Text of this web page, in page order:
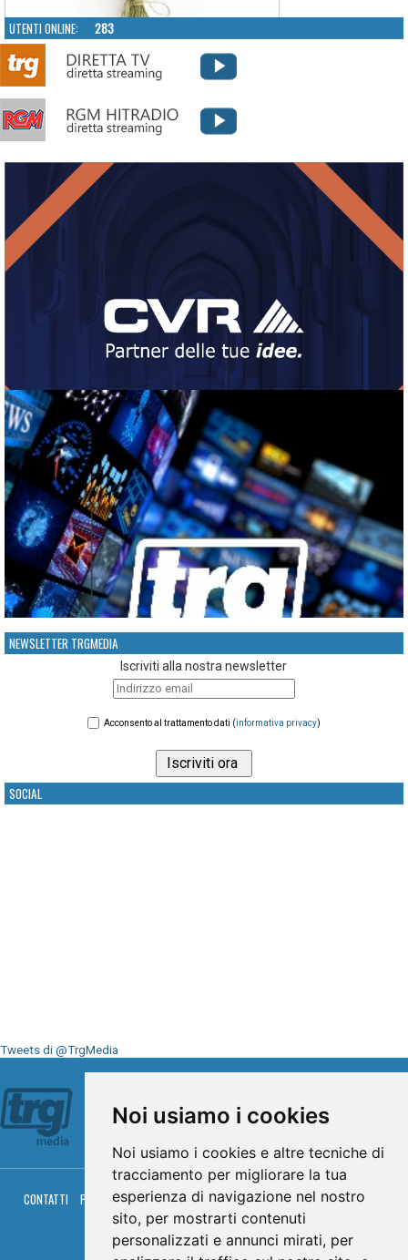
Noi usiamo i cookies
Noi usiamo i cookies e altre tecniche di
tracciamento per migliorare la tua
esperienza di navigazione nel nostro
sito, per mostrarti contenuti
personalizzati e annunci mirati, per
UTENTI ONLINE: 283
NEWSLETTER TRGMEDIA
Iscriviti alla nostra newsletter
Acconsento al trattamento dati (informativa privacy)
SOCIAL
Tweets di @TrgMedia
CONTATTI PRIVACY COOKIES PALINSESTO DIRETTA TV
DIRETTA RADIO
RGM HITRADIO
© TRG Media 2005-2026